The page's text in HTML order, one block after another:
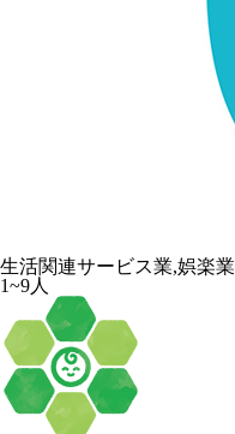
生活関連サービス業,娯楽業
1~9人